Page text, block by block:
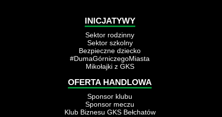
INICJATYWY
Sektor rodzinny
Sektor szkolny
Bezpieczne dziecko
#DumaGórniczegoMiasta
Mikołajki z GKS
OFERTA HANDLOWA
Sponsor klubu
Sponsor meczu
Klub Biznesu GKS Bełchatów